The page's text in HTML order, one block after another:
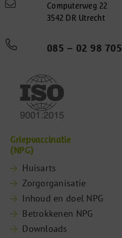
Computerweg 22
3542 DR Utrecht
085 – 02 98 705
Griepvaccinatie
(NPG)
Huisarts
Zorgorganisatie
Inhoud en doel NPG
Betrokkenen NPG
Downloads